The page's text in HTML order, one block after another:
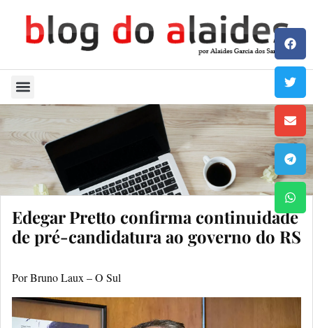
Edegar Pretto confirma continuidade
de pré-candidatura ao governo do RS
Por Bruno Laux – O Sul